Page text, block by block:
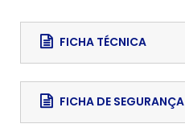
FICHA TÉCNICA
FICHA DE SEGURANÇA